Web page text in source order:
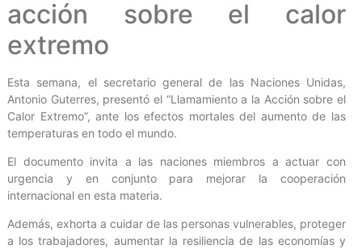
acción sobre el calor
extremo
Esta semana, el secretario general de las Naciones Unidas,
Antonio Guterres, presentó el “Llamamiento a la Acción sobre el
Calor Extremo”, ante los efectos mortales del aumento de las
temperaturas en todo el mundo.
El documento invita a las naciones miembros a actuar con
urgencia y en conjunto para mejorar la cooperación
internacional en esta materia.
Además, exhorta a cuidar de las personas vulnerables, proteger
a los trabajadores, aumentar la resiliencia de las economías y